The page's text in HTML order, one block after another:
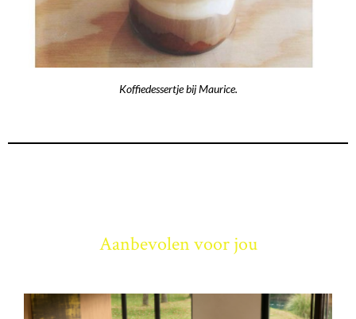
Koffiedessertje bij Maurice.
Aanbevolen voor jou